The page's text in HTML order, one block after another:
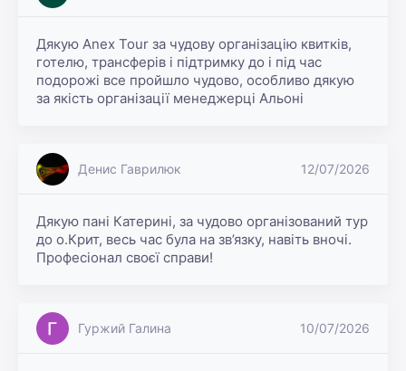
Дякую Anex Tour за чудову організацію квитків,
готелю, трансферів і підтримку до і під час
подорожі все пройшло чудово, особливо дякую
за якість організації менеджерці Альоні
Денис Гаврилюк 12/07/2026
Дякую пані Катерині, за чудово організований тур
до о.Крит, весь час була на зв’язку, навіть вночі.
Професіонал своєї справи!
Гуржий Галина 10/07/2026